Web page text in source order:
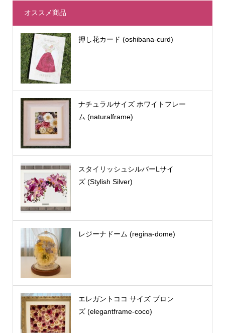
オススメ商品
押し花カード (oshibana-curd)
ナチュラルサイズ ホワイトフレー
ム (naturalframe)
スタイリッシュシルバーLサイ
ズ (Stylish Silver)
レジーナドーム (regina-dome)
エレガントココ サイズ ブロン
ズ (elegantframe-coco)